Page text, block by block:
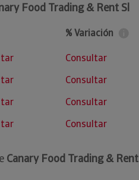
Food Trading & Rent Sl
% Variación
Consultar
Consultar
Consultar
Consultar
Canary Food Trading & Rent